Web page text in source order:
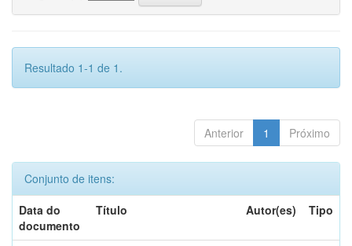
Resultado 1-1 de 1.
Anterior 1 Próximo
Conjunto de itens:
Data do
documento
Título Autor(es) Tipo